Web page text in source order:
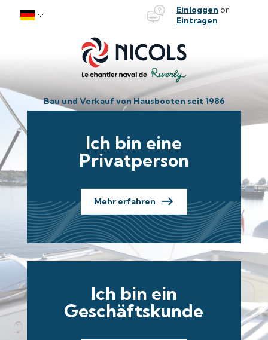
Skip to content
Bateaux Nicols Einloggen or
Eintragen
Bau und Verkauf von Hausbooten seit 1986
Ich bin eine
Privatperson
Mehr erfahren
Ich bin ein
Geschäftskunde